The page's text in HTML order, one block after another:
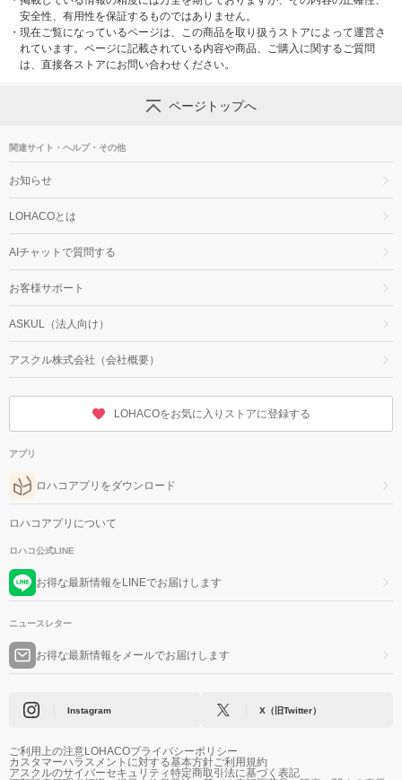
安全性、有用性を保証するものではありません。
・ 現在ご覧になっているページは、この商品を取り扱うストアによって運営さ
れています。ページに記載されている内容や商品、ご購入に関するご質問
は、直接各ストアにお問い合わせください。
ページトップへ
関連サイト・ヘルプ・その他
お知らせ
LOHACOとは
AIチャットで質問する
お客様サポート
ASKUL（法人向け）
アスクル株式会社（会社概要）
LOHACOをお気に入りストアに登録する
アプリ
ロハコアプリをダウンロード
ロハコアプリについて
ロハコ公式LINE
お得な最新情報をLINEでお届けします
ニュースレター
お得な最新情報をメールでお届けします
Instagram X（旧Twitter）
ご利用上の注意LOHACOプライバシーポリシー
カスタマーハラスメントに対する基本方針ご利用規約
アスクルのサイバーセキュリティ特定商取引法に基づく表記